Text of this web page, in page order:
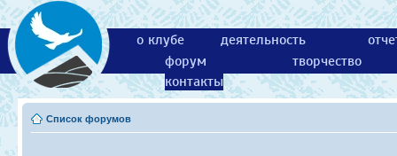
о клубе деятельность
форум
творчество
контакты
Список форумов